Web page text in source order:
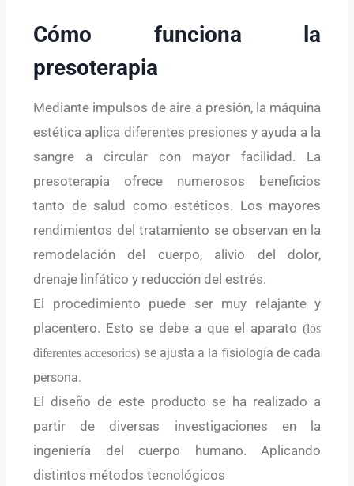
Cómo funciona la
presoterapia
Mediante impulsos de aire a presión, la máquina
estética aplica diferentes presiones y ayuda a la
sangre a circular con mayor facilidad. La
presoterapia ofrece numerosos beneficios
tanto de salud como estéticos. Los mayores
rendimientos del tratamiento se observan en la
remodelación del cuerpo, alivio del dolor,
drenaje linfático y reducción del estrés.
El procedimiento puede ser muy relajante y
placentero. Esto se debe a que el aparato (los
diferentes accesorios) se ajusta a la fisiología de cada
persona.
El diseño de este producto se ha realizado a
partir de diversas investigaciones en la
ingeniería del cuerpo humano. Aplicando
distintos métodos tecnológicos